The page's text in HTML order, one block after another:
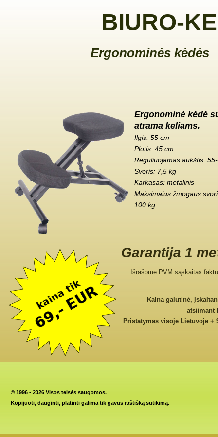
BIURO-
Ergonominės kėdės
Ergonominė kėdė
atrama keliams.
Ilgis: 55 cm
Plotis: 45 cm
Reguliuojamas aukštis:
Svoris: 7,5 kg
Karkasas: metalinis
Maksimalus žmogaus
100 kg
Garantija 1
Išrašome PVM sąskaitas
Kaina galutinė,
atsiimant
Pristatymas visoje Lietuvoje +
© 1996 - 2026 Visos teisės saugomos.
Kopijuoti, dauginti, platinti galima tik gavus raštišką sutikimą.